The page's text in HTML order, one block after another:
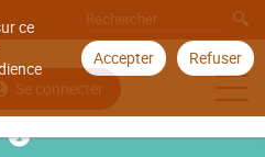
ce
Accepter Refuser
Se connecter